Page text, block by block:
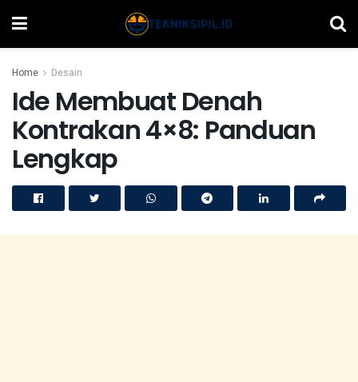
Home Desain
Ide Membuat Denah
Kontrakan 4×8: Panduan
Lengkap